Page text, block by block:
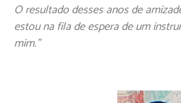
O resultado desses anos de
estou na fila de espera de um
mim.”